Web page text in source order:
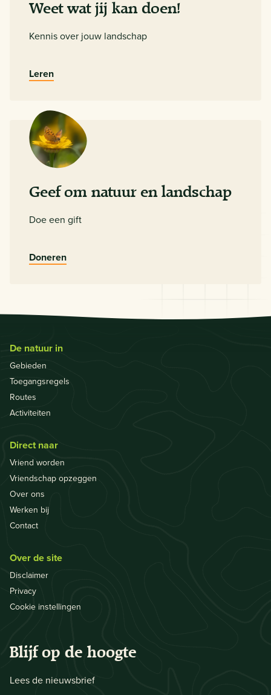
Weet wat jij kan doen!
Kennis over jouw landschap
Leren
Geef om natuur en landschap
Doe een gift
Doneren
De natuur in
Gebieden
Toegangsregels
Routes
Activiteiten
Direct naar
Vriend worden
Vriendschap opzeggen
Over ons
Werken bij
Contact
Over de site
Disclaimer
Privacy
Cookie instellingen
Blijf op de hoogte
Lees de nieuwsbrief